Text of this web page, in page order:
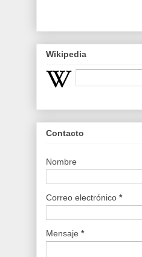
Wikipedia
Contacto
Nombre
Correo electrónico *
Mensaje *